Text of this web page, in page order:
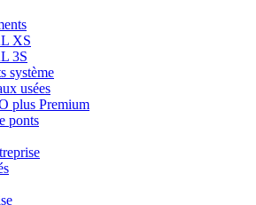
XS
3S
système
usées
plus Premium
ponts